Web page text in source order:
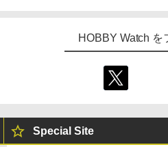
HOBBY Watch を
Special Site